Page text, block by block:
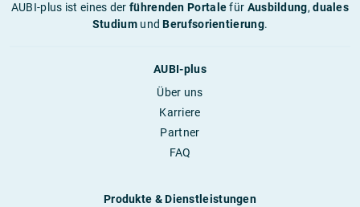
AUBI-plus ist eines derführenden Portalefür Ausbildung,duales
StudiumundBerufsorientierung.
AUBI-plus
Über uns
Karriere
Partner
FAQ
Produkte & Dienstleistungen